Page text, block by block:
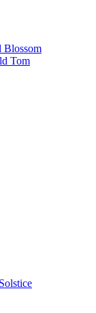
Blossom
Tom